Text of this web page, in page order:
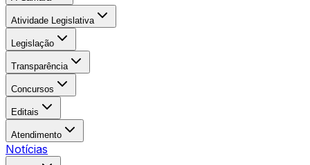
Atividade Legislativa
Legislação
Transparência
Concursos
Editais
Atendimento
Notícias